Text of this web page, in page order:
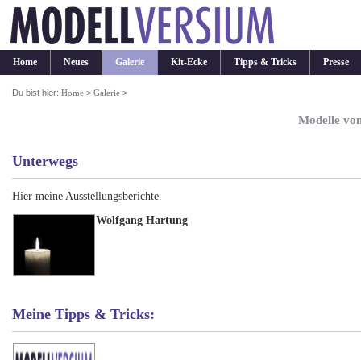
Home Neues Galerie Kit-Ecke Tipps & Tricks Presse
Du bist hier:Home >Galerie >
Modelle
Unterwegs
Hier meine Ausstellungsberichte.
Wolfgang Hartung
Meine Tipps & Tricks: